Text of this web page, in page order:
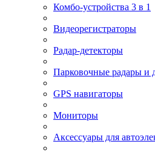
Комбо-устройства 3 в 1
Видеорегистраторы
Радар-детекторы
Парковочные радары и
GPS навигаторы
Мониторы
Аксессуары для